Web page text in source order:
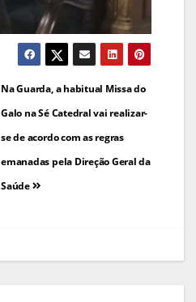
Na Guarda, a habitual Missa do
Galo na Sé Catedral vai realizar-
se de acordo com as regras
emanadas pela Direção Geral da
Saúde